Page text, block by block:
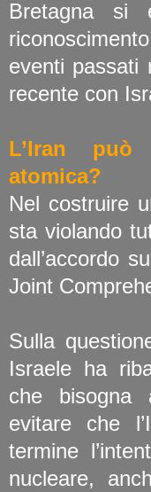
Bretagna si
eventi passati
recente con
L’Iran
atomica?
Nel costruire
sta violando
dall’accordo
Joint
Sulla
Israele ha
che bisogna
evitare che
termine
nucleare,